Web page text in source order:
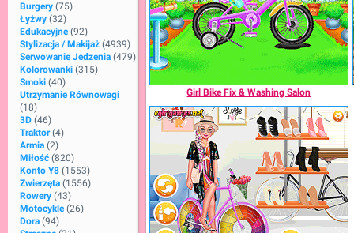
Burgery (75)
Łyżwy (32)
Edukacyjne (92)
Stylizacja / Makijaż (4939)
Serwowanie Jedzenia (479)
Kolorowanki (315)
Smoki (40)
Utrzymanie Równowagi
(18)
3D (46)
Traktor (4)
Armia (2)
Miłość (820)
Konto Y8 (1553)
Zwierzęta (1556)
Rowery (43)
Motocykle (26)
Dora (94)
Girl Bike Fix & Washing Salon